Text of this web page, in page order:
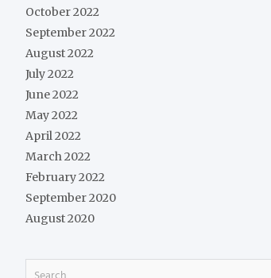
October 2022
September 2022
August 2022
July 2022
June 2022
May 2022
April 2022
March 2022
February 2022
September 2020
August 2020